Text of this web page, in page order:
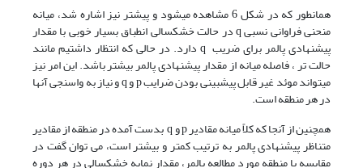
همانطور که در شکل 6 مشاهده می­شود و پیشتر نیز اشاره شد، میانه
منحنی فراوانی نسبی q در حالت خشکسالی انطباق بسیار خوبی با مقدار
پیشنهادی پالمر برای ضریب q دارد. در حالی که انتظار داشتیم مانند
حالت تر ، فاصله میانه از مقدار پیشنهادی پالمر بیشتر باشد. این امر نیز
می­تواند موئد غیر قابل پیشبینی بودن ضرایب p و q و نیاز به واسنجی آنها
در هر منطقه است.
همچنین از آنجا که کلاً میانه مقادیر p و q بدست آمده در منطقه از مقادیر
متناظر پیشنهادی پالمر به ترتیب کمتر و بیشتر است، می توان گفت در
مقایسه با منطقه مورد مطالعه پالمر، مقدار نمایه خشکسالی در هر دوره